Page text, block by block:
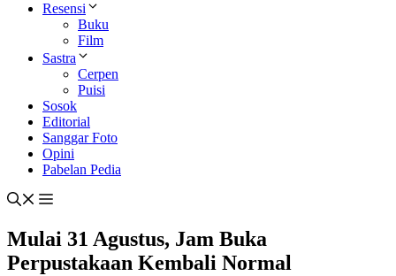
Resensi
Buku
Film
Sastra
Cerpen
Puisi
Sosok
Editorial
Sanggar Foto
Opini
Pabelan Pedia
Mulai 31 Agustus, Jam Buka
Perpustakaan Kembali Normal